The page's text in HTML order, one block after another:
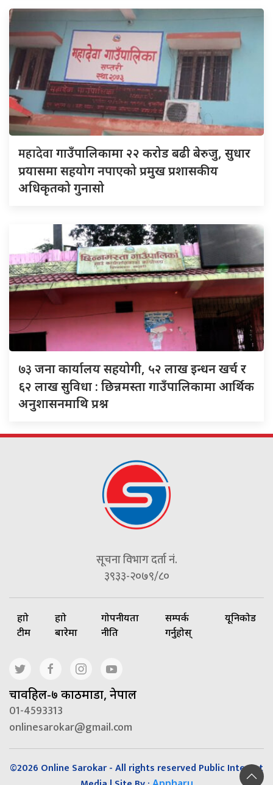
महादेवागाउँपालिकामा २२ करोड बढी बेरुजु, सुधार
प्रयासमा सहयोग नपाएको प्रमुख प्रशासकीय
अधिकृतको गुनासो
७३ जना कार्यालय सहयोगी, ५२ लाख इन्धन खर्च र
६२ लाख सुविधा : छिन्नमस्ता गाउँपालिकामा आर्थिक
अनुशासनमाथि प्रश्न
सूचना विभाग दर्ता नं.
३९३३-२०७९/८०
हाम्रो
टीम
हाम्रो
बारेमा
गोपनीयता
नीति
सम्पर्क
गर्नुहोस्
यूनिकोड
चावहिल-७ काठमाडौं, नेपाल
01-4593313
onlinesarokar@gmail.com
©2026 Online Sarokar - All rights reserved Public Interest